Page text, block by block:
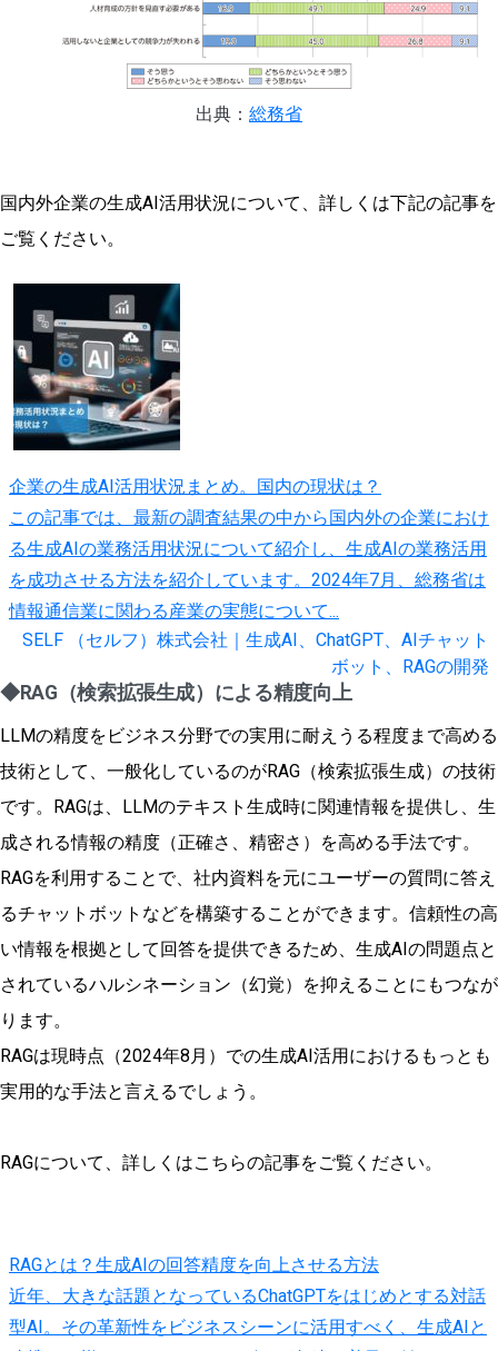
出典： 総務省
国内外企業の生成AI活用状況について、詳しくは下記の記事を
ご覧ください。
企業の生成AI活用状況まとめ。国内の現状は？
この記事では、最新の調査結果の中から国内外の企業におけ
る生成AIの業務活用状況について紹介し、生成AIの業務活用
を成功させる方法を紹介しています。2024年7月、総務省は
情報通信業に関わる産業の実態について...
SELF （セルフ）株式会社｜生成AI、ChatGPT、AIチャット
ボット、RAGの開発
◆RAG（検索拡張生成）による精度向上
LLMの精度をビジネス分野での実用に耐えうる程度まで高める
技術として、一般化しているのがRAG（検索拡張生成）の技術
です。RAGは、LLMのテキスト生成時に関連情報を提供し、生
成される情報の精度（正確さ、精密さ）を高める手法です。
RAGを利用することで、社内資料を元にユーザーの質問に答え
るチャットボットなどを構築することができます。信頼性の高
い情報を根拠として回答を提供できるため、生成AIの問題点と
されているハルシネーション（幻覚）を抑えることにもつなが
ります。
RAGは現時点（2024年8月）での生成AI活用におけるもっとも
実用的な手法と言えるでしょう。
RAGについて、詳しくはこちらの記事をご覧ください。
RAGとは？生成AIの回答精度を向上させる方法
近年、大きな話題となっているChatGPTをはじめとする対話
型AI。その革新性をビジネスシーンに活用すべく、生成AIと